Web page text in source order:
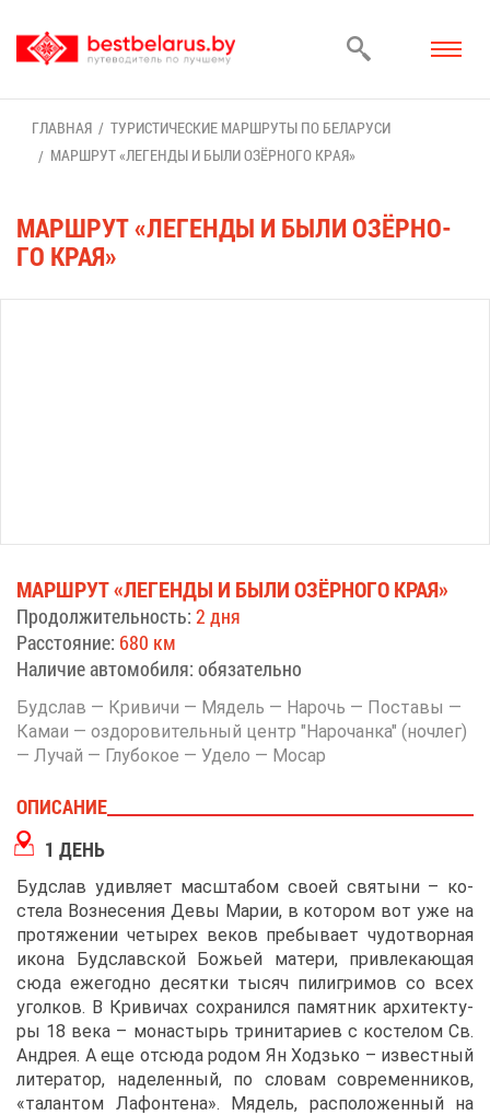
ГЛАВ­НАЯ
ТУ­РИ­СТИ­ЧЕ­СКИЕ МАРШ­РУ­ТЫ ПО БЕ­ЛА­РУ­СИ
МАРШ­РУТ «ЛЕ­ГЕН­ДЫ И БЫ­ЛИ ОЗЁР­НО­ГО КРАЯ»
МАРШ­РУТ «ЛЕ­ГЕН­ДЫ И БЫ­ЛИ ОЗЁР­НО­
ГО КРАЯ»
МАРШ­РУТ «ЛЕ­ГЕН­ДЫ И БЫ­ЛИ ОЗЁР­НО­ГО КРАЯ»
Про­дол­жи­тель­ность: 2 дня
Рас­сто­я­ние: 680 км
На­ли­чие ав­то­мо­би­ля: обя­за­тель­но
Буд­слав — Кри­ви­чи — Мя­дель — На­рочь — По­ста­вы —
Ка­маи — оздо­ро­ви­тель­ный центр "На­ро­чан­ка" (ноч­лег)
— Лу­чай — Глу­бо­кое — Уде­ло — Мо­сар
ОПИ­СА­НИЕ
1 ДЕНЬ
Буд­слав удив­ля­ет мас­шта­бом сво­ей свя­ты­ни – ко­
сте­ла Воз­не­се­ния Де­вы Ма­рии, в ко­то­ром вот уже на
про­тя­же­нии че­ты­рех ве­ков пре­бы­ва­ет чу­до­твор­ная
ико­на Буд­слав­ской Бо­жьей ма­те­ри, при­вле­ка­ю­щая
сю­да еже­год­но де­сят­ки ты­сяч пи­ли­гри­мов со всех
угол­ков. В Кри­ви­чах со­хра­нил­ся па­мят­ник ар­хи­тек­ту­
ры 18 ве­ка – мо­на­стырь три­ни­та­ри­ев с ко­сте­лом Св.
Ан­дрея. А еще от­сю­да ро­дом Ян Ход­зь­ко – из­вест­ный
ли­те­ра­тор, на­де­лен­ный, по сло­вам со­вре­мен­ни­ков,
«та­лан­том Ла­фон­те­на». Мя­дель, рас­по­ло­жен­ный на